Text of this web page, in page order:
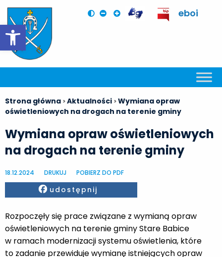
Otwórz pasek narzędzi
eboi
Strona główna >Aktualności >Wymiana opraw
oświetleniowych na drogach na terenie gminy
Wymiana opraw oświetleniowych
na drogach na terenie gminy
18.12.2024 DRUKUJ POBIERZ DO PDF
Facebook
udostępnij
Rozpoczęły się prace związane z wymianą opraw
oświetleniowych na terenie gminy Stare Babice
w ramach modernizacji systemu oświetlenia, które
to zadanie przewiduje wymianę istniejących opraw